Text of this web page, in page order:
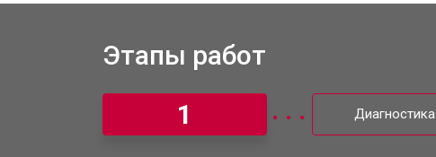
Ремонт проводки
Замена вторичного трансформатора
Этапы работ
1
Диагностика